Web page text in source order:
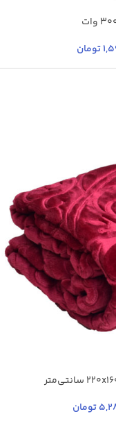
تومان
شیری
تومان